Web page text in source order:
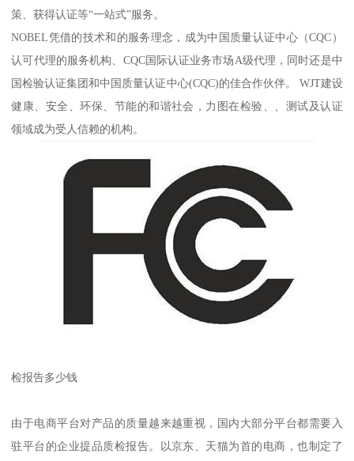
策、获得认证等“一站式”服务。
NOBEL凭借的技术和的服务理念，成为中国质量认证中心（CQC）
认可代理的服务机构、CQC国际认证业务市场A级代理，同时还是中
国检验认证集团和中国质量认证中心(CQC)的佳合作伙伴。 WJT建设
健康、安全、环保、节能的和谐社会，力图在检验、、测试及认证
领域成为受人信赖的机构。
检报告多少钱
由于电商平台对产品的质量越来越重视，国内大部分平台都需要入
驻平台的企业提品质检报告。以京东、天猫为首的电商，也制定了